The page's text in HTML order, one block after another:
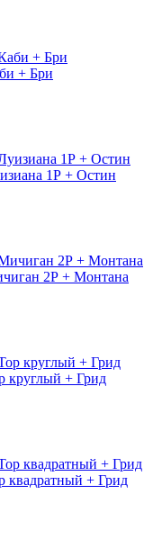
+ Бри
1Р + Остин
2Р + Монтана
круглый + Грид
квадратный + Грид